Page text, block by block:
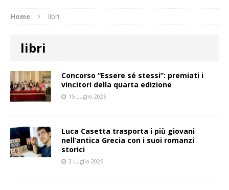
Home libri
libri
Concorso “Essere sé stessi”: premiati i
vincitori della quarta edizione
15 Luglio 2026
Luca Casetta trasporta i più giovani
nell’antica Grecia con i suoi romanzi
storici
3 Luglio 2026